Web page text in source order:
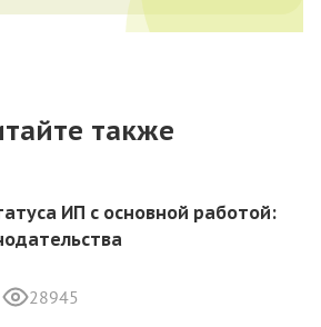
также
ИП с основной работой:
28945